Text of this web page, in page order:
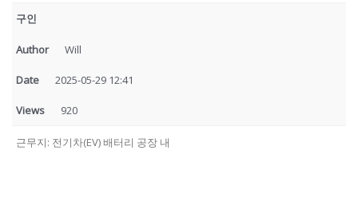
구인
Author Will
Date 2025-05-29 12:41
Views 920
근무지: 전기차(EV) 배터리 공장 내